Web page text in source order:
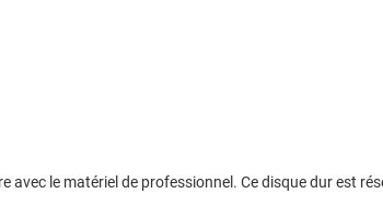
avec le matériel de professionnel. Ce disque dur est